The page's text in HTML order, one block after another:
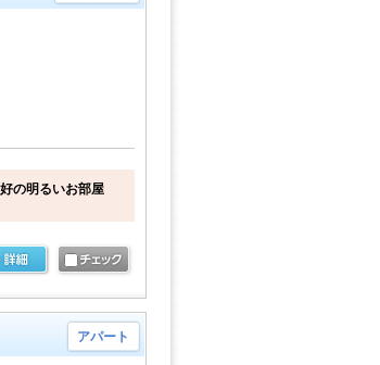
の明るいお部屋
アパート